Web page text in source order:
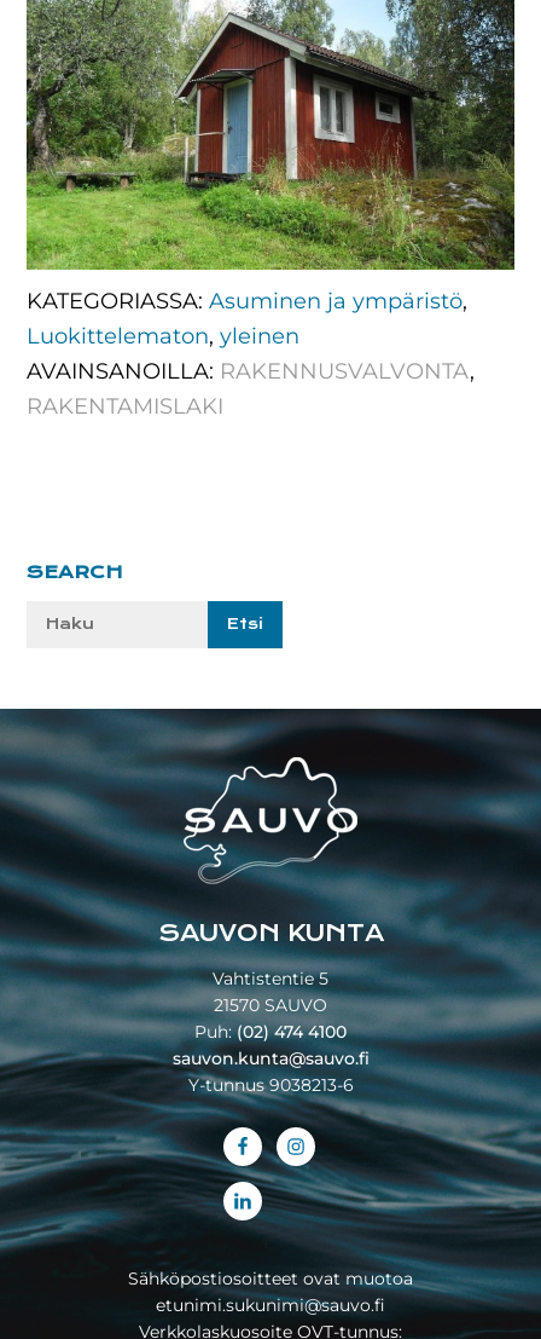
KATEGORIASSA:Asuminen ja ympäristö,
Luokittelematon,yleinen
AVAINSANOILLA: RAKENNUSVALVONTA,
RAKENTAMISLAKI
Ensisijainen
SEARCH
Etsi
Footer
SAUVON KUNTA
Vahtistentie 5
21570 SAUVO
Puh:(02) 474 4100
sauvon.kunta@sauvo.fi
Y-tunnus 9038213-6
Sähköpostiosoitteet ovat muotoa
etunimi.sukunimi@sauvo.fi
Verkkolaskuosoite OVT-tunnus: